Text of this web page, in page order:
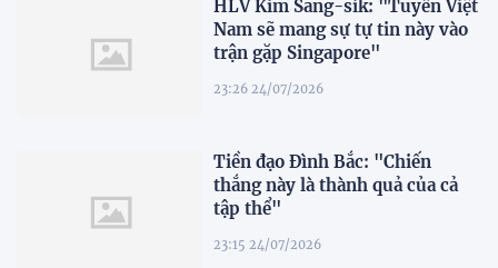
HLV Kim Sang-sik: "Tuyển Việt
Nam sẽ mang sự tự tin này vào
trận gặp Singapore"
23:26 24/07/2026
Tiền đạo Đình Bắc: "Chiến
thắng này là thành quả của cả
tập thể"
23:15 24/07/2026